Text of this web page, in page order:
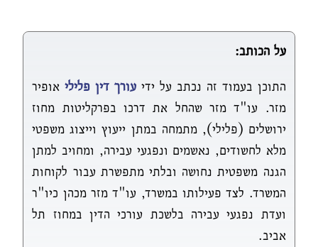
על הכותב:
התוכן בעמוד זה נכתב על ידי עורך דין פליליאופיר
מזר. עו"ד מזר שהחל את דרכו בפרקליטות מחוז
ירושלים (פלילי), מתמחה במתן ייעוץ וייצוג משפטי
מלא לחשודים, נאשמים ונפגעי עבירה, ומחויב למתן
הגנה משפטית נחושה ובלתי מתפשרת עבור לקוחות
המשרד. לצד פעילותו במשרד, עו"ד מזר מכהן כיו"ר
ועדת נפגעי עבירה בלשכת עורכי הדין במחוז תל
אביב.